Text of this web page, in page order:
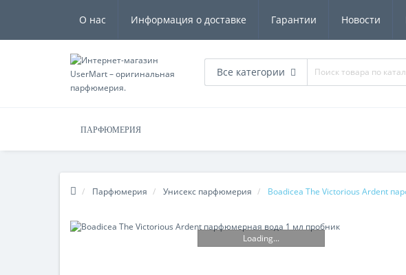
О нас Информация о доставке Гарантии Новости
Все категории
ПАРФЮМЕРИЯ
Парфюмерия Унисекс парфюмерия Boadicea The Victorious Ardent
Loading...